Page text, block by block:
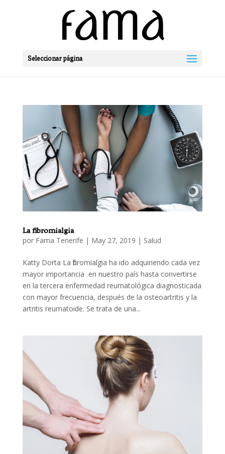
Seleccionar página
La fibromialgia
por Fama Tenerife | May 27, 2019 | Salud
Katty Dorta La fibromialgia ha ido adquiriendo cada vez
mayor importancia en nuestro país hasta convertirse
en la tercera enfermedad reumatológica diagnosticada
con mayor frecuencia, después de la osteoartritis y la
artritis reumatoide. Se trata de una...